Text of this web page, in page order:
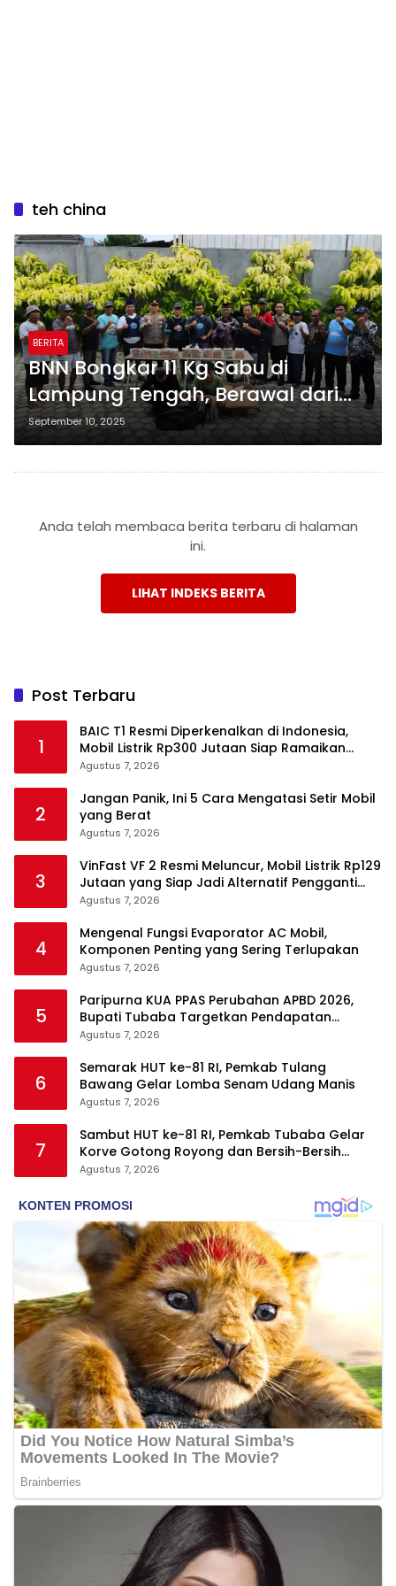
teh china
BERITA
BNN Bongkar 11 Kg Sabu di
Lampung Tengah, Berawal dari
Penangkapan Buronan
Perempuan
September 10, 2025
Anda telah membaca berita terbaru di halaman
ini.
LIHAT INDEKS BERITA
Post Terbaru
1
BAIC T1 Resmi Diperkenalkan di Indonesia,
Mobil Listrik Rp300 Jutaan Siap Ramaikan
Pasar EV
Agustus 7, 2026
2
Jangan Panik, Ini 5 Cara Mengatasi Setir Mobil
yang Berat
Agustus 7, 2026
3
VinFast VF 2 Resmi Meluncur, Mobil Listrik Rp129
Jutaan yang Siap Jadi Alternatif Pengganti
Motor
Agustus 7, 2026
4
Mengenal Fungsi Evaporator AC Mobil,
Komponen Penting yang Sering Terlupakan
Agustus 7, 2026
5
Paripurna KUA PPAS Perubahan APBD 2026,
Bupati Tubaba Targetkan Pendapatan
Daerah Rp820,3 Miliar
Agustus 7, 2026
6
Semarak HUT ke-81 RI, Pemkab Tulang
Bawang Gelar Lomba Senam Udang Manis
Agustus 7, 2026
7
Sambut HUT ke-81 RI, Pemkab Tubaba Gelar
Korve Gotong Royong dan Bersih-Bersih
Serentak
Agustus 7, 2026